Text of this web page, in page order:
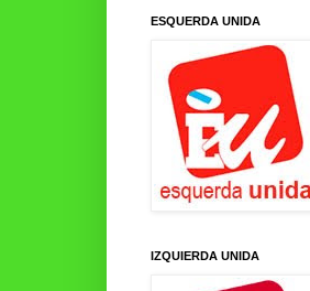
ESQUERDA UNIDA
IZQUIERDA UNIDA